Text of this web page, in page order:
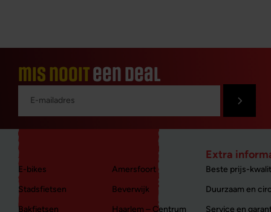
mis nooiteen deal
Aanbod nieuw
E-bikes
Stadsfietsen
Bakfietsen
Amersfoort
Beverwijk
Haarlem – Centrum
Extra
Beste prijs-
Duurzaam en
Service en